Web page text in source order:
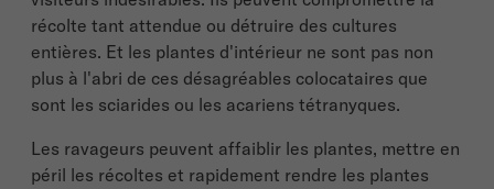
récolte tant attendue ou détruire des cultures
entières. Et les plantes d'intérieur ne sont pas non
plus à l'abri de ces désagréables colocataires que
sont les sciarides ou les acariens tétranyques.
Les ravageurs peuvent affaiblir les plantes, mettre en
péril les récoltes et rapidement rendre les plantes